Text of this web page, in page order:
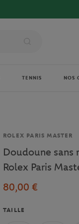
TENNIS NOS
Marque
ROLEX PARIS MASTER
Doudoune sans
Rolex Paris
80,00 €
TAILLE